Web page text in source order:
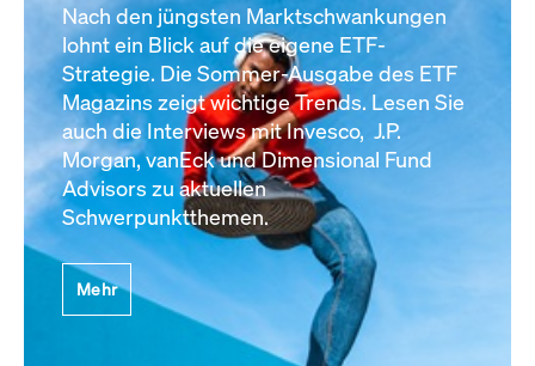
Nach den jüngsten Marktschwankungen
lohnt ein Blick auf die eigene ETF-
Strategie. Die Sommer-Ausgabe des ETF
Magazins zeigt wichtige Trends. Lesen Sie
auch die Interviews mit Invesco, J.P.
Morgan, vanEck und Dimensional Fund
Advisors zu aktuellen
Schwerpunktthemen.
Mehr